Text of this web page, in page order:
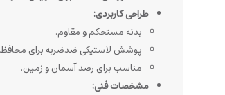
طراحی کاربردی:
بدنه مستحکم و مقاوم.
پوشش لاستیکی ضدضربه برای
مناسب برای رصد آسمان و زمین.
مشخصات فنی: